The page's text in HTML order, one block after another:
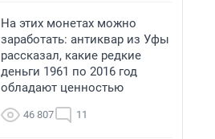
На этих монетах можно
заработать: антиквар из Уфы
рассказал, какие редкие
деньги 1961 по 2016 год
обладают ценностью
46 807 11